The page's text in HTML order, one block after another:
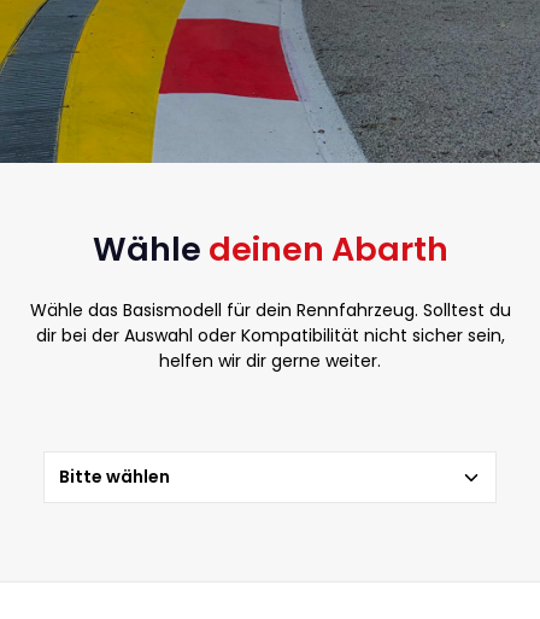
Wähle deinen Abarth
Wähle das Basismodell für dein Rennfahrzeug. Solltest du
dir bei der Auswahl oder Kompatibilität nicht sicher sein,
helfen wir dir gerne weiter.